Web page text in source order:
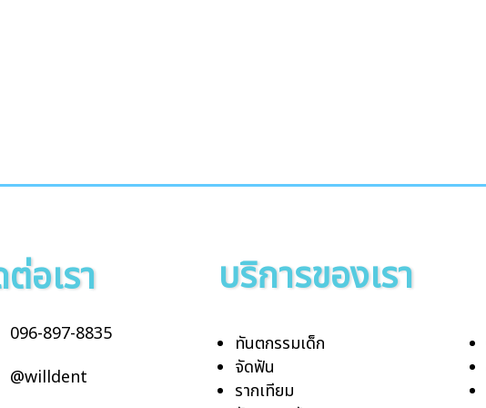
อเรา
096-897-8835
@willdent
บริการของเรา
ทันตกรรมเด็ก
จัดฟัน
รากเทียม